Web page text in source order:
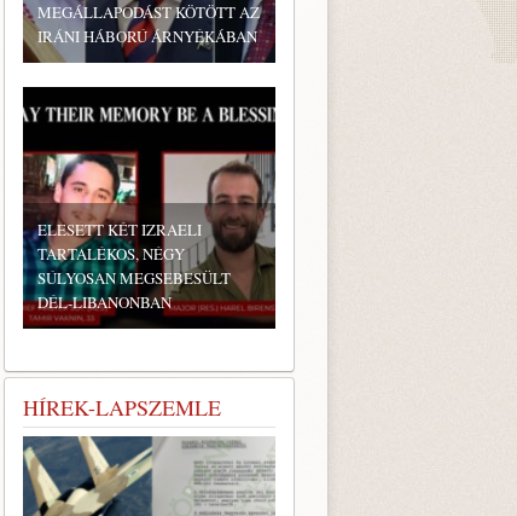
MEGÁLLAPODÁST KÖTÖTT AZ
IRÁNI HÁBORÚ ÁRNYÉKÁBAN
ELESETT KÉT IZRAELI
TARTALÉKOS, NÉGY
SÚLYOSAN MEGSEBESÜLT
DÉL-LIBANONBAN
HÍREK-LAPSZEMLE